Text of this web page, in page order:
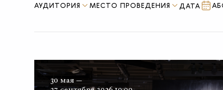
АУДИТОРИЯ МЕСТО ПРОВЕДЕНИЯ
30 мая —